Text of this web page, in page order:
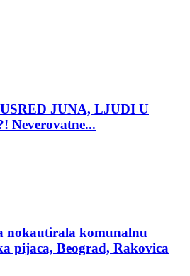
JUNA, LJUDI U
Neverovatne...
nokautirala komunalnu
pijaca, Beograd, Rakovica